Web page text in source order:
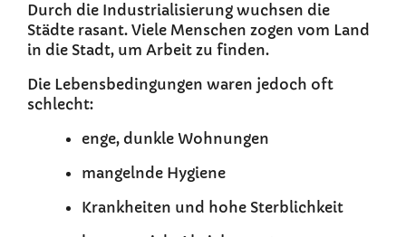
Durch die Industrialisierung wuchsen die
Städte rasant. Viele Menschen zogen vom Land
in die Stadt, um Arbeit zu finden.
Die Lebensbedingungen waren jedoch oft
schlecht:
enge, dunkle Wohnungen
mangelnde Hygiene
Krankheiten und hohe Sterblichkeit